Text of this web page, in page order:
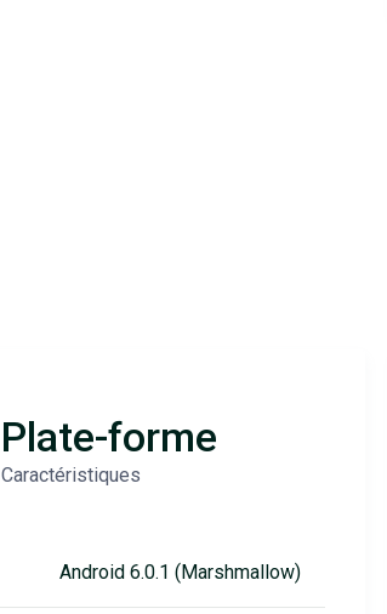
Plate-forme
Caractéristiques
Android 6.0.1 (Marshmallow)